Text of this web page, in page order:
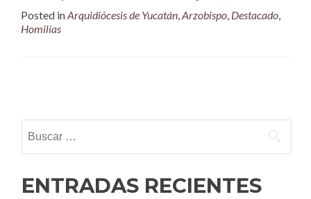
Posted inArquidiócesis de Yucatán,Arzobispo, Destacado,
Homilías
navigation
ENTRADAS RECIENTES